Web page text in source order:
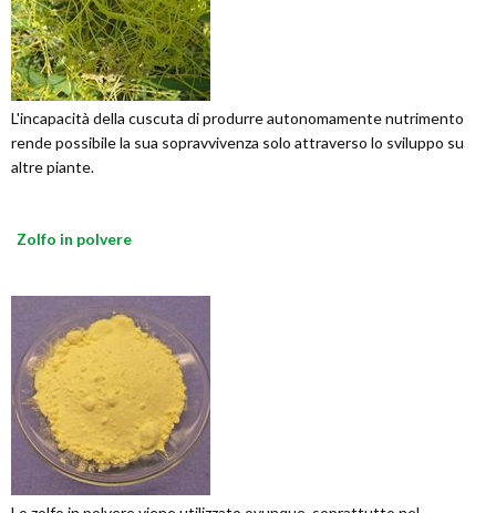
L'incapacità della cuscuta di produrre autonomamente nutrimento
rende possibile la sua sopravvivenza solo attraverso lo sviluppo su
altre piante.
Zolfo in polvere